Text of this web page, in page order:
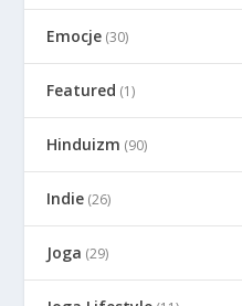
Emocje (30)
Featured (1)
Hinduizm (90)
Indie (26)
Joga (29)